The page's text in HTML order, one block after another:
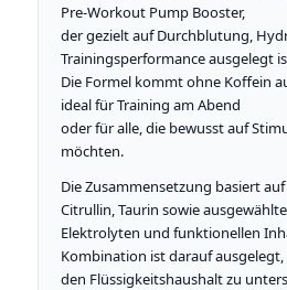
Pre-Workout Pump Booster,
der gezielt auf Durchblutung,
Trainingsperformance ausgelegt
Die Formel kommt ohne Koffein
ideal für Training am Abend
oder für alle, die bewusst auf
möchten.
Die Zusammensetzung basiert
Citrullin, Taurin sowie
Elektrolyten und funktionellen
Kombination ist darauf ausgelegt,
den Flüssigkeitshaushalt zu